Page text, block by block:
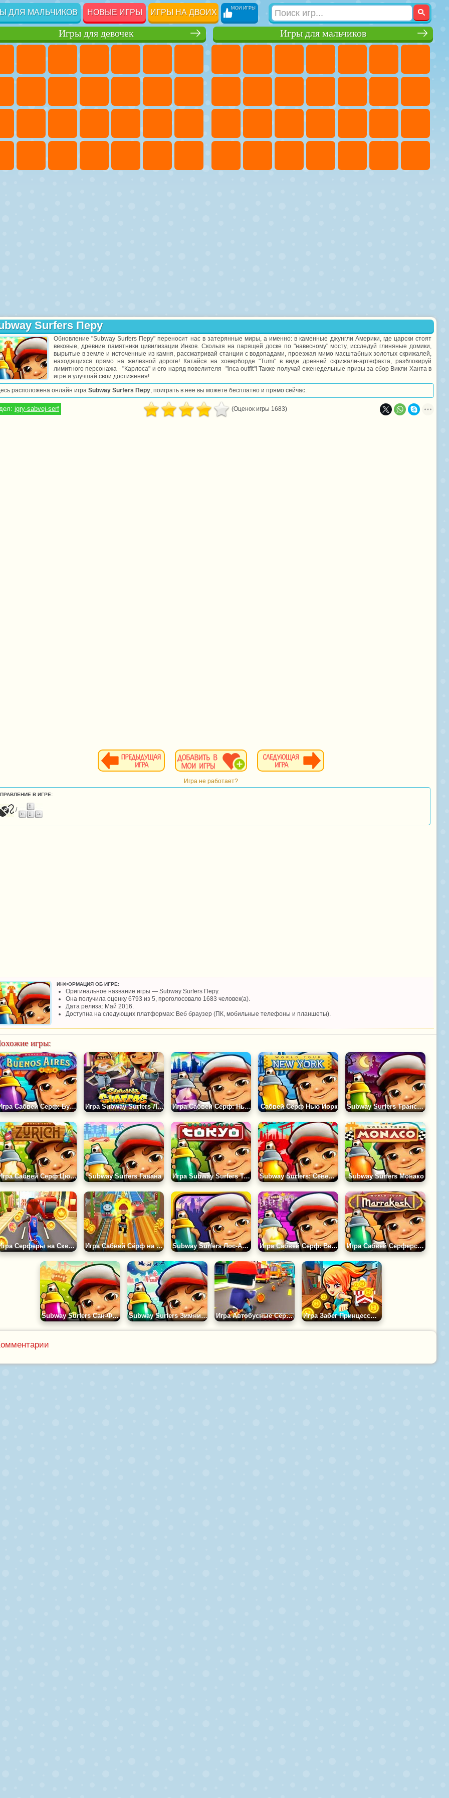
ДЛЯ МАЛЬЧИКОВ НОВЫЕ ИГРЫ ИГРЫ НА ДВОИХ МОИ ИГРЫ
Игры для мальчиков
Игры для девочек
Surfers Перу
Обновление "Subway Surfers Перу" переносит нас в затерянные миры, а именно: в каменные джунгли Америки, где царски стоят
вековые, древние памятники цивилизации Инков. Скользя на парящей доске по "навесному" мосту, исследуй глиняные домики,
вырытые в земле и источенные из камня, рассматривай станции с водопадами, проезжая мимо масштабных золотых скрижалей,
находящихся прямо на железной дороге! Катайся на ховерборде "Тumi" в виде древней скрижали-артефакта, разблокируй
лимитного персонажа - "Карлоса" и его наряд повелителя -"lnca outfit"! Также получай еженедельные призы за сбор Викли Ханта в
игре и улучшай свои достижения!
расположена онлайн игра Subway Surfers Перу, поиграть в нее вы можете бесплатно и прямо сейчас.
igry-sabvej-serf (Оценок игры 1683)
Игра не работает?
В ИГРЕ:
/
ИНФОРМАЦИЯ ОБ ИГРЕ:
Оригинальное название игры — Subway Surfers Перу.
Она получила оценку 6793 из 5, проголосовало 1683 человек(а).
Дата релиза: Май 2016.
Доступна на следующих платформах: Веб браузер (ПК, мобильные телефоны и планшеты).
игры:
Игра Сабвей Серф: Буэнос-Айрес 2023 Игра Subway Surfers Лас-Вегас Игра Сабвей Серф: Нью-Йорк 2023 Сабвей Сёрф Нью Йорк Subway Surfers Трансильвания
Игра Сабвей Серф Цюрих Subway Surfers Гавана Игра Subway Surfers Токио Subway Surfers: Северный Полюс Subway Surfers Монако
Игра Серферы на Скейтбордах Игра Сабвей Сёрф на Железной Дороге Subway Surfers Лос-Анджелес Игра Сабвей Серф: Вегас Квинс Игра Сабвей Серферс Марракеш
Subway Surfers Сан-Франциско Subway Surfers Зимние Каникулы Игра Автобусные Сёрферы Игра Забег Принцессы Метро